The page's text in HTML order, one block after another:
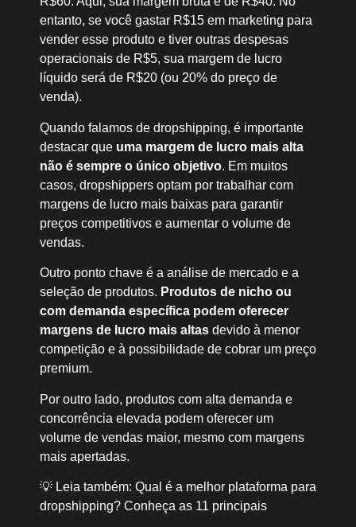
entanto, se você gastar R$15 em marketing para
vender esse produto e tiver outras despesas
operacionais de R$5, sua margem de lucro
líquido será de R$20 (ou 20% do preço de
venda).
Quando falamos de dropshipping, é importante
destacar que uma margem de lucro mais alta
não é sempre o único objetivo. Em muitos
casos, dropshippers optam por trabalhar com
margens de lucro mais baixas para garantir
preços competitivos e aumentar o volume de
vendas.
Outro ponto chave é a análise de mercado e a
seleção de produtos. Produtos de nicho ou
com demanda específica podem oferecer
margens de lucro mais altas devido à menor
competição e à possibilidade de cobrar um preço
premium.
Por outro lado, produtos com alta demanda e
concorrência elevada podem oferecer um
volume de vendas maior, mesmo com margens
mais apertadas.
💡 Leia também: Qual é a melhor plataforma para
dropshipping? Conheça as 11 principais